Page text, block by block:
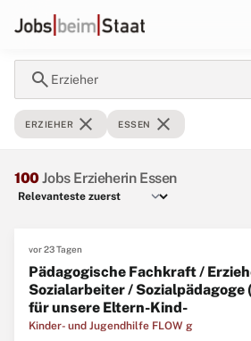
search Erzieher
ERZIEHER close ESSEN close
100Jobs Erzieherin Essen
vor 23 Tagen
Pädagogische Fachkraft /
Sozialarbeiter /
für unsere Eltern-Kind-
Kinder- und Jugendhilfe FLOW g